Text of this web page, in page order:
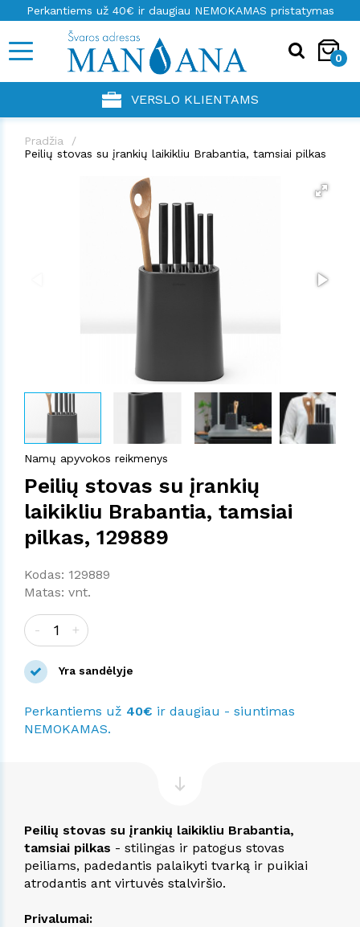
Perkantiems už 40€ ir daugiau NEMOKAMAS pristatymas
0
VERSLO KLIENTAMS
Pradžia
Peilių stovas su įrankių laikikliu Brabantia, tamsiai pilkas
Namų apyvokos reikmenys
Peilių stovas su įrankių
laikikliu Brabantia, tamsiai
pilkas, 129889
Kodas: 129889
Matas: vnt.
- +
Yra sandėlyje
Perkantiems už 40€ ir daugiau - siuntimas
NEMOKAMAS.
Peilių stovas su įrankių laikikliu Brabantia,
tamsiai pilkas - stilingas ir patogus stovas
peiliams, padedantis palaikyti tvarką ir puikiai
atrodantis ant virtuvės stalviršio.
Privalumai: